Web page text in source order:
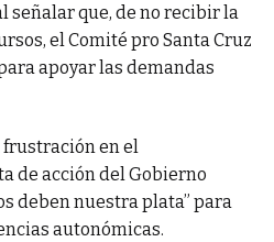
señalar que, de no recibir la
el Comité pro Santa Cruz
apoyar las demandas
frustración en el
de acción del Gobierno
deben nuestra plata” para
autonómicas.